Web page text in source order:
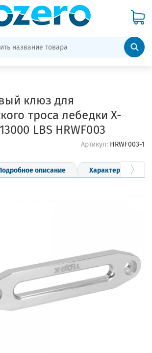
клюз для
троса лебедки X-
LBS HRWF003
Артикул: HRWF003-1
описание Характеристики